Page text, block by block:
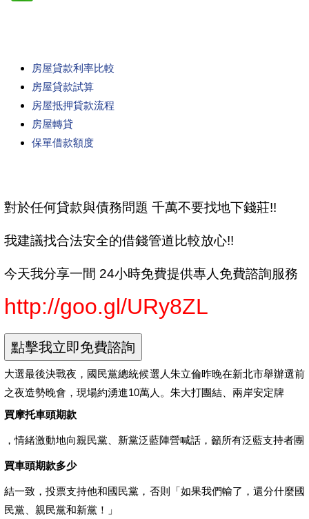
房屋貸款利率比較
房屋貸款試算
房屋抵押貸款流程
房屋轉貸
保單借款額度
對於任何貸款與債務問題 千萬不要找地下錢莊!!
我建議找合法安全的借錢管道比較放心!!
今天我分享一間 24小時免費提供專人免費諮詢服務
http://goo.gl/URy8ZL
大選最後決戰夜，國民黨總統候選人朱立倫昨晚在新北市舉辦選前
之夜造勢晚會，現場約湧進10萬人。朱大打團結、兩岸安定牌
買摩托車頭期款
，情緒激動地向親民黨、新黨泛藍陣營喊話，籲所有泛藍支持者團
買車頭期款多少
結一致，投票支持他和國民黨，否則「如果我們輸了，還分什麼國
民黨、親民黨和新黨！」